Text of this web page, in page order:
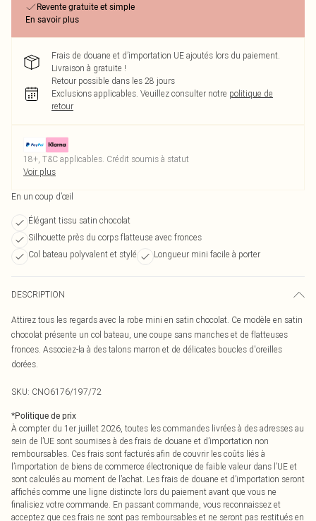
Revente gratuite et simple
En savoir plus
Frais de douane et d’importation UE ajoutés lors du paiement.
Livraison à gratuite !
Retour possible dans les 28 jours
Exclusions applicables. Veuillez consulter notre politique de
retour
18+, T&C applicables. Crédit soumis à statut
Voir plus
En un coup d’œil
Élégant tissu satin chocolat
Silhouette près du corps flatteuse avec fronces
Col bateau polyvalent et stylé
Longueur mini facile à porter
DESCRIPTION
Attirez tous les regards avec la robe mini en satin chocolat. Ce modèle en satin
chocolat présente un col bateau, une coupe sans manches et de flatteuses
fronces. Associez-la à des talons marron et de délicates boucles d'oreilles
dorées.
SKU: CNO6176/197/72
*Politique de prix
À compter du 1er juillet 2026, toutes les commandes livrées à des adresses au
sein de l’UE sont soumises à des frais de douane et d’importation non
remboursables. Ces frais sont facturés afin de couvrir les coûts liés à
l’importation de biens de commerce électronique de faible valeur dans l’UE et
sont calculés au moment de l’achat. Les frais de douane et d’importation seront
affichés comme une ligne distincte lors du paiement avant que vous ne
finalisiez votre commande. En passant commande, vous reconnaissez et
acceptez que ces frais ne sont pas remboursables et ne seront pas restitués en